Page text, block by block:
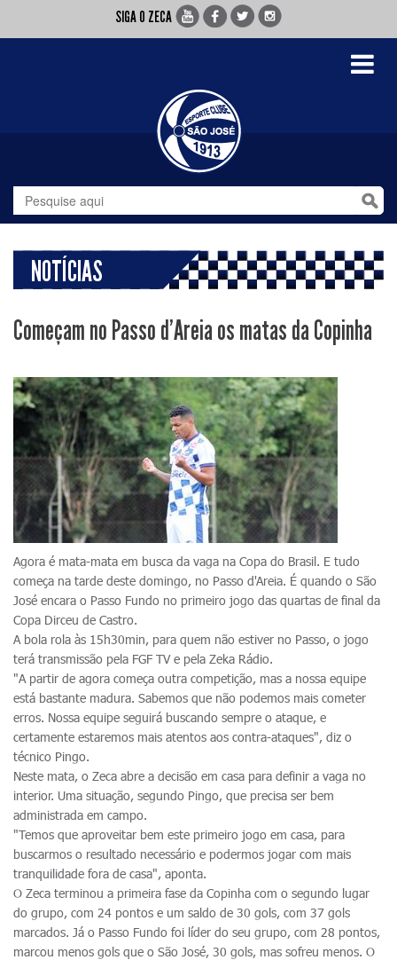
SIGA O ZECA
Toggle
NOTÍCIAS
Começam no Passo d'Areia os matas da Copinha
Agora é mata-mata em busca da vaga na Copa do Brasil. E tudo
começa na tarde deste domingo, no Passo d'Areia. É quando o São
José encara o Passo Fundo no primeiro jogo das quartas de final da
Copa Dirceu de Castro.
A bola rola às 15h30min, para quem não estiver no Passo, o jogo
terá transmissão pela FGF TV e pela Zeka Rádio.
"A partir de agora começa outra competição, mas a nossa equipe
está bastante madura. Sabemos que não podemos mais cometer
erros. Nossa equipe seguirá buscando sempre o ataque, e
certamente estaremos mais atentos aos contra-ataques", diz o
técnico Pingo.
Neste mata, o Zeca abre a decisão em casa para definir a vaga no
interior. Uma situação, segundo Pingo, que precisa ser bem
administrada em campo.
"Temos que aproveitar bem este primeiro jogo em casa, para
buscarmos o resultado necessário e podermos jogar com mais
tranquilidade fora de casa", aponta.
O Zeca terminou a primeira fase da Copinha com o segundo lugar
do grupo, com 24 pontos e um saldo de 30 gols, com 37 gols
marcados. Já o Passo Fundo foi líder do seu grupo, com 28 pontos,
marcou menos gols que o São José, 30 gols, mas sofreu menos. O